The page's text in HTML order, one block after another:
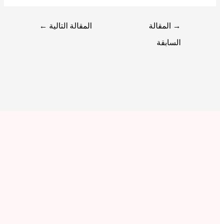
→
المقالة
السابقة
المقالة التالية ←